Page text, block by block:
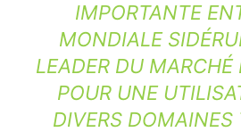
IMPORTANTE
MONDIALE
LEADER DU MARCHÉ
POUR UNE
DIVERS DOMAINES